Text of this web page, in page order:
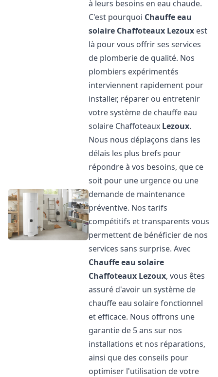
à leurs besoins en eau chaude.
C'est pourquoi Chauffe eau
solaire Chaffoteaux Lezoux est
là pour vous offrir ses services
de plomberie de qualité. Nos
plombiers expérimentés
interviennent rapidement pour
installer, réparer ou entretenir
votre système de chauffe eau
solaire Chaffoteaux Lezoux.
Nous nous déplaçons dans les
délais les plus brefs pour
répondre à vos besoins, que ce
soit pour une urgence ou une
demande de maintenance
préventive. Nos tarifs
compétitifs et transparents vous
permettent de bénéficier de nos
services sans surprise. Avec
Chauffe eau solaire
Chaffoteaux Lezoux, vous êtes
assuré d'avoir un système de
chauffe eau solaire fonctionnel
et efficace. Nous offrons une
garantie de 5 ans sur nos
installations et nos réparations,
ainsi que des conseils pour
optimiser l'utilisation de votre